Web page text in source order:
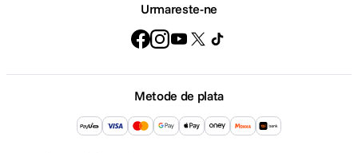
Urmareste-ne
Metode de plata